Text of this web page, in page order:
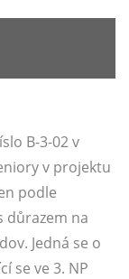
B-3-02 v
v projektu
podle
důrazem na
Jedná se o
se ve 3. NP